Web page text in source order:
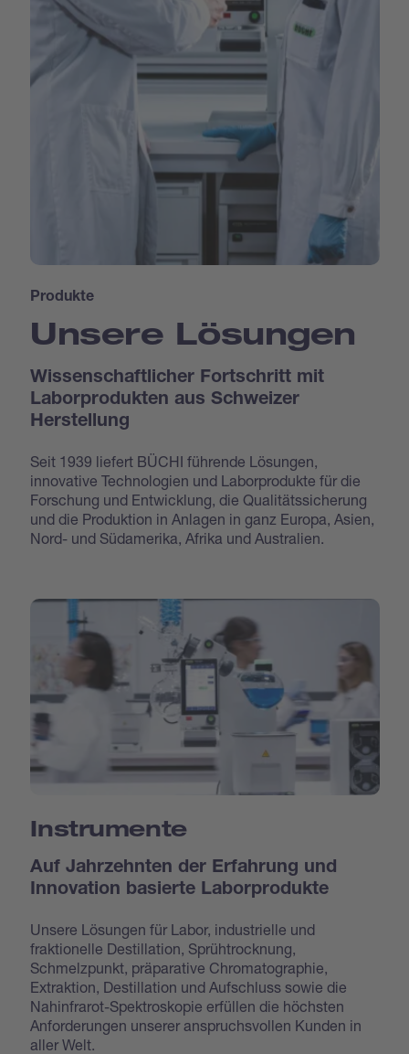
Produkte
Unsere Lösungen
Wissenschaftlicher Fortschritt mit
Laborprodukten aus Schweizer
Herstellung
Seit 1939 liefert BÜCHI führende Lösungen,
innovative Technologien und Laborprodukte für die
Forschung und Entwicklung, die Qualitätssicherung
und die Produktion in Anlagen in ganz Europa, Asien,
Nord- und Südamerika, Afrika und Australien.
Instrumente
Auf Jahrzehnten der Erfahrung und
Innovation basierte Laborprodukte
Unsere Lösungen für Labor, industrielle und
fraktionelle Destillation, Sprühtrocknung,
Schmelzpunkt, präparative Chromatographie,
Extraktion, Destillation und Aufschluss sowie die
Nahinfrarot-Spektroskopie erfüllen die höchsten
Anforderungen unserer anspruchsvollen Kunden in
aller Welt.